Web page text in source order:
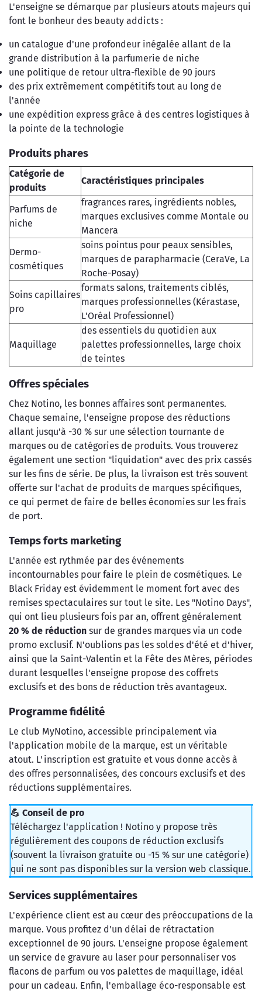
L'enseigne se démarque par plusieurs atouts majeurs qui
font le bonheur des beauty addicts :
un catalogue d'une profondeur inégalée allant de la
grande distribution à la parfumerie de niche
une politique de retour ultra-flexible de 90 jours
des prix extrêmement compétitifs tout au long de
l'année
une expédition express grâce à des centres logistiques à
la pointe de la technologie
Produits phares
Catégorie de
produits
Caractéristiques principales
Parfums de
niche
fragrances rares, ingrédients nobles,
marques exclusives comme Montale ou
Mancera
Dermo-
cosmétiques
soins pointus pour peaux sensibles,
marques de parapharmacie (CeraVe, La
Roche-Posay)
Soins capillaires
pro
formats salons, traitements ciblés,
marques professionnelles (Kérastase,
L'Oréal Professionnel)
Maquillage
des essentiels du quotidien aux
palettes professionnelles, large choix
de teintes
Offres spéciales
Chez Notino, les bonnes affaires sont permanentes.
Chaque semaine, l'enseigne propose des réductions
allant jusqu'à -30 % sur une sélection tournante de
marques ou de catégories de produits. Vous trouverez
également une section "liquidation" avec des prix cassés
sur les fins de série. De plus, la livraison est très souvent
offerte sur l'achat de produits de marques spécifiques,
ce qui permet de faire de belles économies sur les frais
de port.
Temps forts marketing
L'année est rythmée par des événements
incontournables pour faire le plein de cosmétiques. Le
Black Friday est évidemment le moment fort avec des
remises spectaculaires sur tout le site. Les "Notino Days",
qui ont lieu plusieurs fois par an, offrent généralement
20 % de réduction sur de grandes marques via un code
promo exclusif. N'oublions pas les soldes d'été et d'hiver,
ainsi que la Saint-Valentin et la Fête des Mères, périodes
durant lesquelles l'enseigne propose des coffrets
exclusifs et des bons de réduction très avantageux.
Programme fidélité
Le club MyNotino, accessible principalement via
l'application mobile de la marque, est un véritable
atout. L'inscription est gratuite et vous donne accès à
des offres personnalisées, des concours exclusifs et des
réductions supplémentaires.
💪 Conseil de pro
Téléchargez l'application ! Notino y propose très
régulièrement des coupons de réduction exclusifs
(souvent la livraison gratuite ou -15 % sur une catégorie)
qui ne sont pas disponibles sur la version web classique.
Services supplémentaires
L'expérience client est au cœur des préoccupations de la
marque. Vous profitez d'un délai de rétractation
exceptionnel de 90 jours. L'enseigne propose également
un service de gravure au laser pour personnaliser vos
flacons de parfum ou vos palettes de maquillage, idéal
pour un cadeau. Enfin, l'emballage éco-responsable est